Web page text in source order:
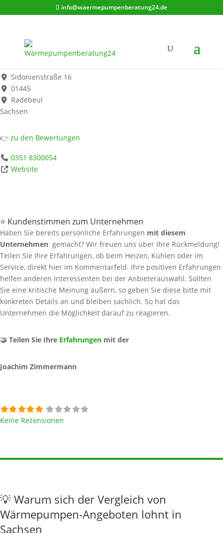
info@waermepumpenberatung24.de
Joachim Zimmermann
Werbung*
Sidonienstraße 16
01445
Radebeul
Sachsen
👉 zu den Bewertungen
0351 8300054
Website
⭐ Kundenstimmen zum Unternehmen
Haben Sie bereits persönliche Erfahrungen mit diesem
Unternehmen gemacht? Wir freuen uns über Ihre Rückmeldung!
Teilen Sie Ihre Erfahrungen, ob beim Heizen, Kühlen oder im
Service, direkt hier im Kommentarfeld. Ihre positiven Erfahrungen
helfen anderen Interessenten bei der Anbieterauswahl. Sollten
Sie eine kritische Meinung äußern, so geben Sie diese bitte mit
konkreten Details an und bleiben sachlich. So hat das
Unternehmen die Möglichkeit darauf zu reagieren.
🤝 Teilen Sie Ihre Erfahrungen mit der
Joachim Zimmermann
Keine Rezensionen
💡 Warum sich der Vergleich von
Wärmepumpen-Angeboten lohnt in
Sachsen